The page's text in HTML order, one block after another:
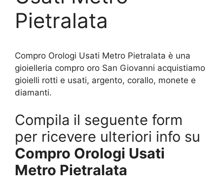
Pietralata
Compro Orologi Usati Metro Pietralata è una
gioielleria compro oro San Giovanni acquistiamo
gioielli rotti e usati, argento, corallo, monete e
diamanti.
Compila il seguente form
per ricevere ulteriori info su
Compro Orologi Usati
Metro Pietralata